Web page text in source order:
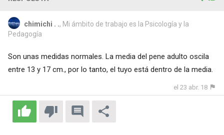
chimichi . ., Mi ámbito de trabajo es la Psicología y la
Pedagogía
Son unas medidas normales. La media del pene adulto oscila
entre 13 y 17 cm., por lo tanto, el tuyo está dentro de la media.
el 23 abr. 18